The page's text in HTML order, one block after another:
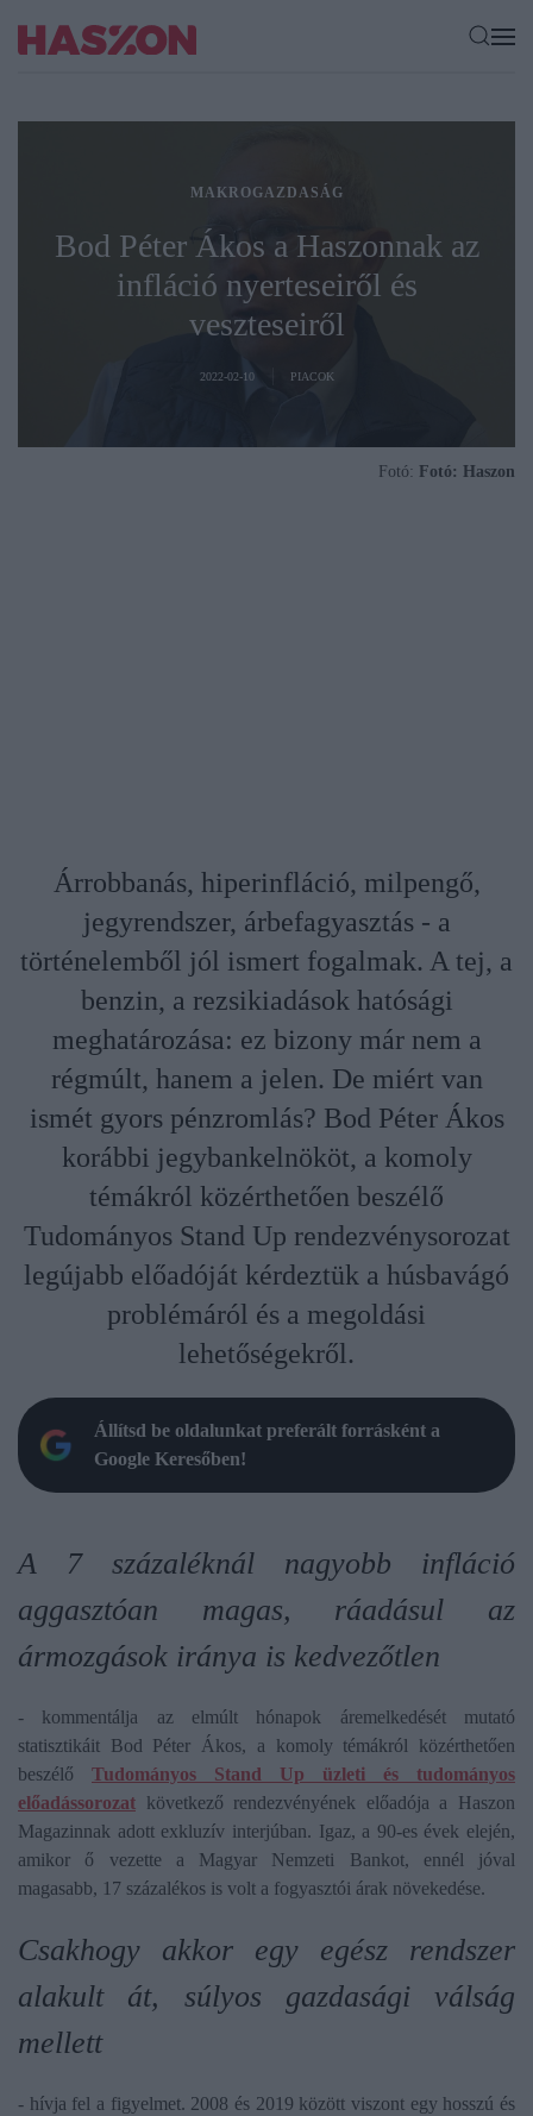
MAKROGAZDASÁG
Bod Péter Ákos a Haszonnak az
infláció nyerteseiről és
veszteseiről
2022-02-10 PIACOK
Fotó: Fotó: Haszon
Árrobbanás, hiperinfláció, milpengő,
jegyrendszer, árbefagyasztás - a
történelemből jól ismert fogalmak. A tej, a
benzin, a rezsikiadások hatósági
meghatározása: ez bizony már nem a
régmúlt, hanem a jelen. De miért van
ismét gyors pénzromlás? Bod Péter Ákos
korábbi jegybankelnököt, a komoly
témákról közérthetően beszélő
Tudományos Stand Up rendezvénysorozat
legújabb előadóját kérdeztük a húsbavágó
problémáról és a megoldási
lehetőségekről.
Állítsd be oldalunkat preferált forrásként a
Google Keresőben!
A 7 százaléknál nagyobb infláció
aggasztóan magas, ráadásul az
ármozgások iránya is kedvezőtlen
- kommentálja az elmúlt hónapok áremelkedését mutató
statisztikáit Bod Péter Ákos, a komoly témákról közérthetően
beszélő Tudományos Stand Up üzleti és tudományos
előadássorozat következő rendezvényének előadója a Haszon
Magazinnak adott exkluzív interjúban. Igaz, a 90-es évek elején,
amikor ő vezette a Magyar Nemzeti Bankot, ennél jóval
magasabb, 17 százalékos is volt a fogyasztói árak növekedése.
Csakhogy akkor egy egész rendszer
alakult át, súlyos gazdasági válság
mellett
- hívja fel a figyelmet. 2008 és 2019 között viszont egy hosszú és